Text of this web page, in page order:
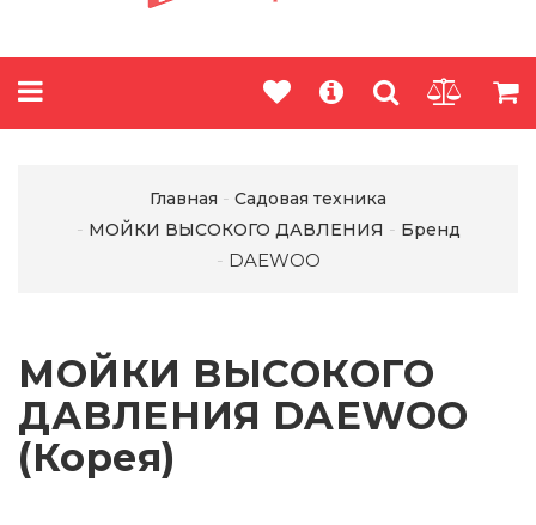
Главная
Садовая техника
МОЙКИ ВЫСОКОГО ДАВЛЕНИЯ
Бренд
DAEWOO
МОЙКИ ВЫСОКОГО
ДАВЛЕНИЯ DAEWOO
(Корея)